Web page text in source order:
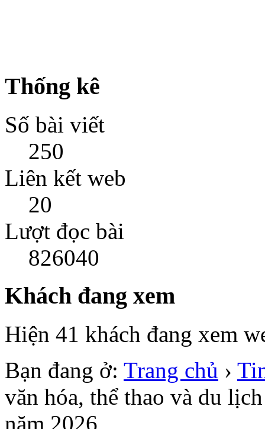
Thống kê
Số bài viết
250
Liên kết web
20
Lượt đọc bài
826040
Khách đang xem
Hiện 41 khách đang xem
Bạn đang ở: Trang chủ ›
văn hóa, thể thao và du
năm 2026